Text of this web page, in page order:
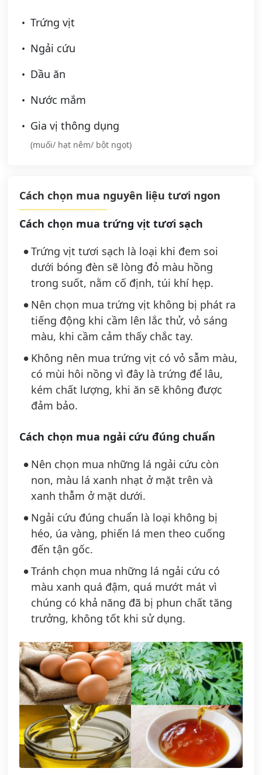
Trứng vịt
Ngải cứu
Dầu ăn
Nước mắm
Gia vị thông dụng
(muối/ hạt nêm/ bột ngọt)
Cách chọn mua nguyên liệu tươi ngon
Cách chọn mua trứng vịt tươi sạch
Trứng vịt tươi sạch là loại khi đem soi
dưới bóng đèn sẽ lòng đỏ màu hồng
trong suốt, nằm cố định, túi khí hẹp.
Nên chọn mua trứng vịt không bị phát ra
tiếng động khi cầm lên lắc thử, vỏ sáng
màu, khi cầm cảm thấy chắc tay.
Không nên mua trứng vịt có vỏ sẫm màu,
có mùi hôi nồng vì đây là trứng để lâu,
kém chất lượng, khi ăn sẽ không được
đảm bảo.
Cách chọn mua ngải cứu đúng chuẩn
Nên chọn mua những lá ngải cứu còn
non, màu lá xanh nhạt ở mặt trên và
xanh thẫm ở mặt dưới.
Ngải cứu đúng chuẩn là loại không bị
héo, úa vàng, phiến lá men theo cuống
đến tận gốc.
Tránh chọn mua những lá ngải cứu có
màu xanh quá đậm, quá mướt mát vì
chúng có khả năng đã bị phun chất tăng
trưởng, không tốt khi sử dụng.